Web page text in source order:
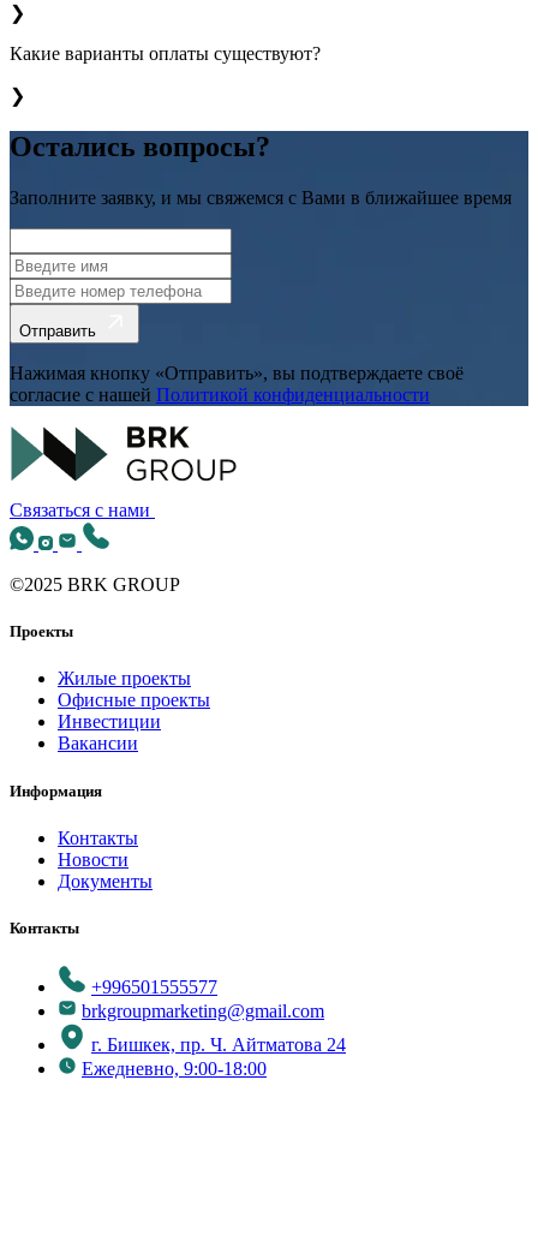
❯
Какие варианты оплаты существуют?
❯
Остались вопросы?
Заполните заявку, и мы свяжемся с Вами в ближайшее время
Отправить
Нажимая кнопку «Отправить», вы подтверждаете своё
согласие с нашей Политикой конфиденциальности
Связаться с нами
©2025 BRK GROUP
Проекты
Жилые проекты
Офисные проекты
Инвестиции
Вакансии
Информация
Контакты
Новости
Документы
Контакты
+996501555577
brkgroupmarketing@gmail.com
г. Бишкек, пр. Ч. Айтматова 24
Ежедневно, 9:00-18:00